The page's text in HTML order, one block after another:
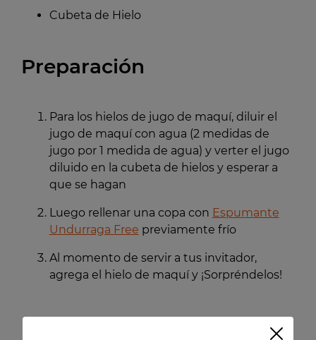
Cubeta de Hielo
Preparación
Para los hielos de jugo de maquí, diluir el
jugo de maquí con agua (2 medidas de
jugo por 1 medida de agua) y verter el jugo
diluido en la cubeta de hielos y esperar a
que se hagan
Luego rellenar una copa con Espumante
Undurraga Free previamente frío
Al momento de servir a tus invitador,
agrega el hielo de maquí y ¡Sorpréndelos!
Recetas Recomendadas